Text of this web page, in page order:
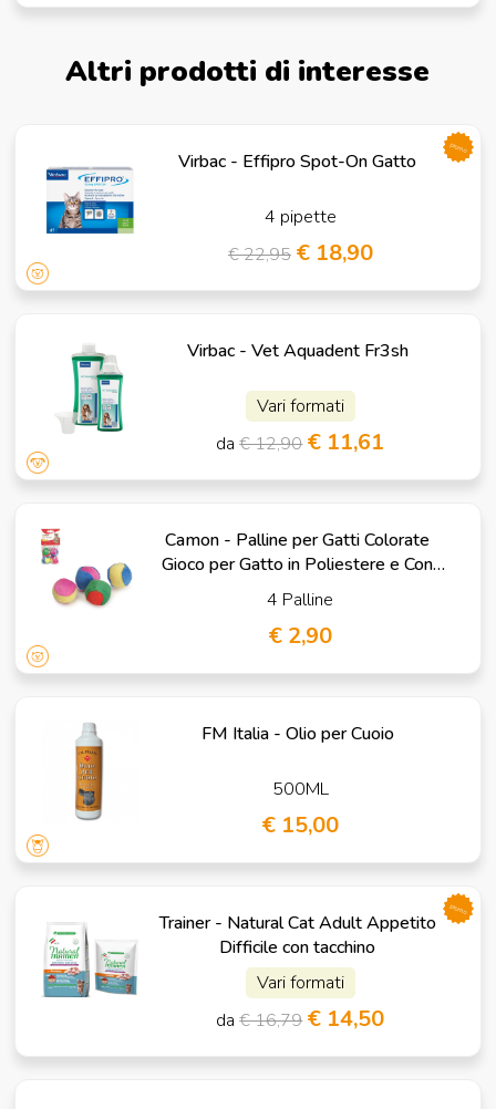
Altri prodotti di interesse
Virbac - Effipro Spot-On Gatto
4 pipette
€ 22,95 € 18,90
promo
Virbac - Vet Aquadent Fr3sh
Vari formati
da€ 12,90 € 11,61
Camon - Palline per Gatti Colorate
Gioco per Gatto in Poliestere e Con
Catnip
4 Palline
€ 2,90
FM Italia - Olio per Cuoio
500ML
€ 15,00
Trainer - Natural Cat Adult Appetito
Difficile con tacchino
Vari formati
da€ 16,79 € 14,50
promo